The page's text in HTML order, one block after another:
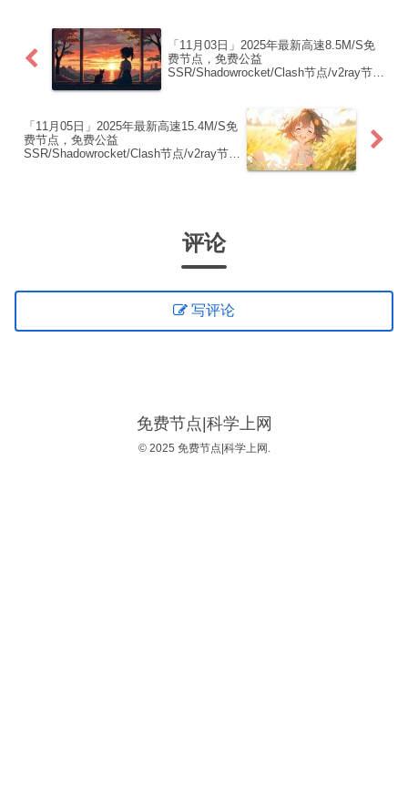
「11月03日」2025年最新高速8.5M/S免
费节点，免费公益
SSR/Shadowrocket/Clash节点/v2ray节
「11月05日」2025年最新高速15.4M/S免
费节点，免费公益
SSR/Shadowrocket/Clash节点/v2ray节
评论
写评论
免费节点|科学上网
© 2025 免费节点|科学上网.